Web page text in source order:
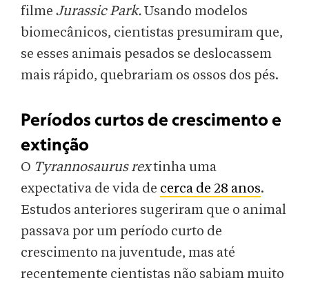
filme Jurassic Park.Usando modelos
biomecânicos, cientistas presumiram que,
se esses animais pesados se deslocassem
mais rápido, quebrariam os ossos dos pés.
Períodos curtos de crescimento e
extinção
O Tyrannosaurus rextinha uma
expectativa de vida de cerca de 28 anos.
Estudos anteriores sugeriram que o animal
passava por um período curto de
crescimento na juventude, mas até
recentemente cientistas não sabiam muito